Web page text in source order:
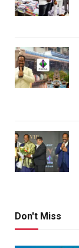
Don't Miss